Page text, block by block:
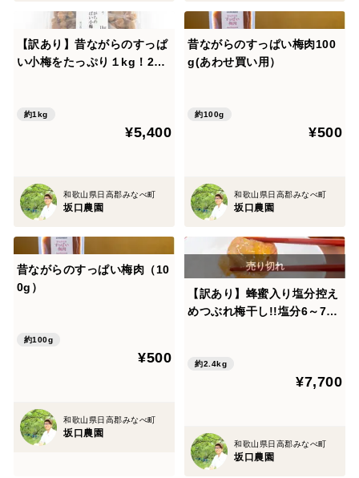
【訳あり】昔ながらのすっぱ
い小梅をたっぷり１kg！2パ
約1kg
¥5,400
和歌山県日高郡みなべ町
坂口農園
昔ながらのすっぱい梅肉100
g(あわせ買い用）
約100g
¥500
和歌山県日高郡みなべ町
坂口農園
昔ながらのすっぱい梅肉（10
0g）
約100g
¥500
和歌山県日高郡みなべ町
坂口農園
【訳あり】蜂蜜入り塩分控え
めつぶれ梅干し!!塩分6～7％
約2.4kg
¥7,700
和歌山県日高郡みなべ町
坂口農園